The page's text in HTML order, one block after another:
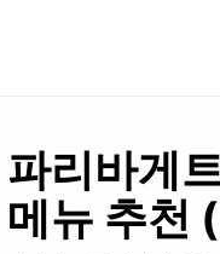
파리바게
메뉴 추천